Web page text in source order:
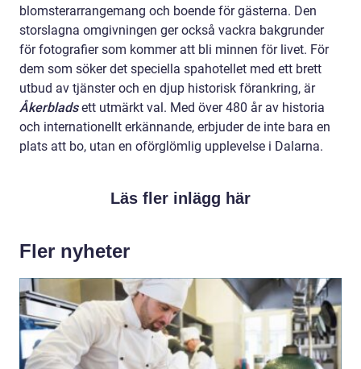
blomsterarrangemang och boende för gästerna. Den
storslagna omgivningen ger också vackra bakgrunder
för fotografier som kommer att bli minnen för livet. För
dem som söker det speciella spahotellet med ett brett
utbud av tjänster och en djup historisk förankring, är
Åkerblads ett utmärkt val. Med över 480 år av historia
och internationellt erkännande, erbjuder de inte bara en
plats att bo, utan en oförglömlig upplevelse i Dalarna.
Läs fler inlägg här
Fler nyheter